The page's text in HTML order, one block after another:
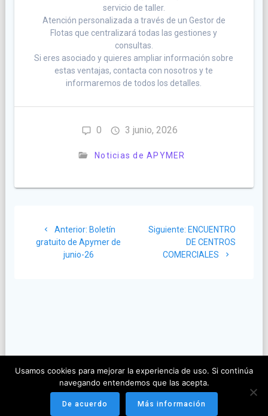
servicio de taller.
Atención personalizada a través de un Gestor de
Flotas que centralizará todas las gestiones y
consultas.
Si eres asociado y quieres ampliar información sobre
estas ventajas, contacta con nosotros y te
informaremos de todos los detalles.
0 3 junio, 2026
Noticias de APYMER
de
entradas
Anterior: Post
anterior:
Boletín
gratuito de Apymer de
junio-26
Siguiente: Siguiente
post:
ENCUENTRO
DE CENTROS
COMERCIALES
Usamos cookies para mejorar la experiencia de uso. Si continúa
navegando entendemos que las acepta.
De acuerdo Más información